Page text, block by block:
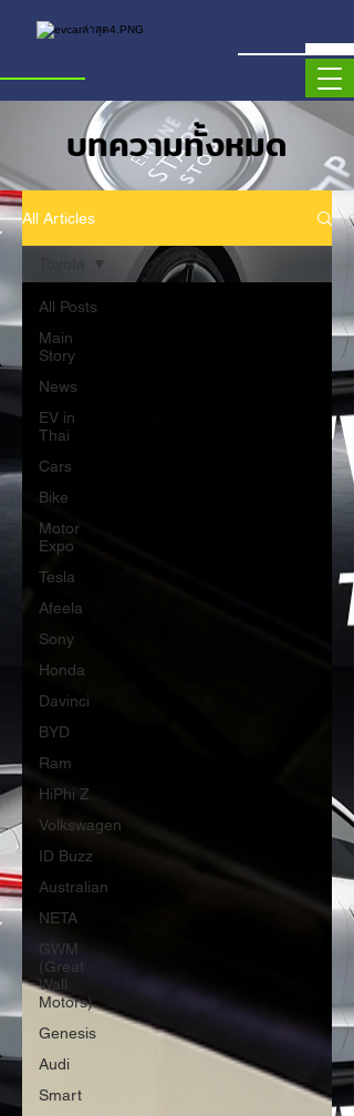
บทความทั้งหมด
All Articles
All Posts
Main
Story
News
EV in
Thai
Cars
Bike
Motor
Expo
Tesla
Afeela
Sony
Honda
Davinci
BYD
Ram
HiPhi Z
Volkswagen
ID Buzz
Australian
NETA
GWM
(Great
Wall
Motors)
Genesis
Audi
Smart